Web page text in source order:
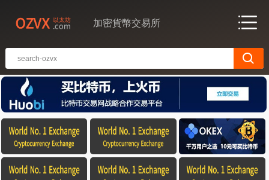
加密貨幣交易所